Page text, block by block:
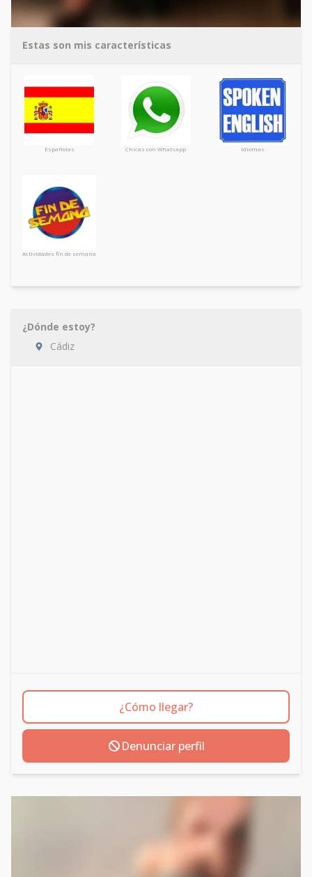
Estas son mis características
Españolas Chicas con Whatsapp Idiomas
Actividades fin de semana
¿Dónde estoy?
Cádiz
¿Cómo llegar?
Denunciar perfil